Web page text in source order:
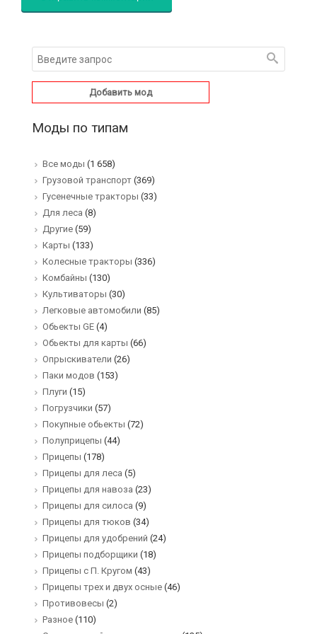
Добавить мод
Моды по типам
Все моды (1 658)
Грузовой транспорт (369)
Гусенечные тракторы (33)
Для леса (8)
Другие (59)
Карты (133)
Колесные тракторы (336)
Комбайны (130)
Культиваторы (30)
Легковые автомобили (85)
Обьекты GE (4)
Обьекты для карты (66)
Опрыскиватели (26)
Паки модов (153)
Плуги (15)
Погрузчики (57)
Покупные обьекты (72)
Полуприцепы (44)
Прицепы (178)
Прицепы для леса (5)
Прицепы для навоза (23)
Прицепы для силоса (9)
Прицепы для тюков (34)
Прицепы для удобрений (24)
Прицепы подборщики (18)
Прицепы с П. Кругом (43)
Прицепы трех и двух осные (46)
Противовесы (2)
Разное (110)